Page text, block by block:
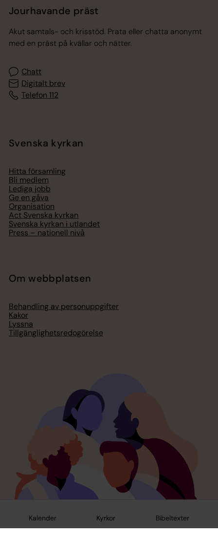
Kalender Kyrkor Bibeltexter
Jourhavande präst
Akut samtals- och krisstöd. Prata eller chatta anonymt
med en präst på kvällar och nätter.
Chatt
Digitalt brev
Telefon 112
Svenska kyrkan
Hitta församling
Bli medlem
Lediga jobb
Ge en gåva
Organisation
Act Svenska kyrkan
Svenska kyrkan i utlandet
Press – nationell nivå
Om webbplatsen
Behandling av personuppgifter
Kakor
Lyssna
Tillgänglighetsredogörelse